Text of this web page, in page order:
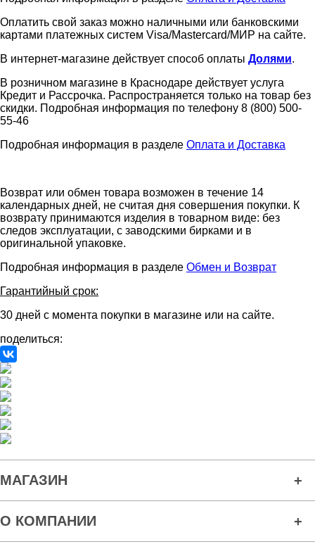
Оплатить свой заказ можно наличными или банковскими
картами платежных систем Visa/Mastercard/МИР на сайте.
В интернет-магазине действует способ оплаты Долями.
В розничном магазине в Краснодаре действует услуга
Кредит и Рассрочка. Распространяется только на товар без
скидки. Подробная информация по телефону 8 (800) 500-
55-46
Подробная информация в разделе Оплата и Доставка
Возврат или обмен товара возможен в течение 14
календарных дней, не считая дня совершения покупки. К
возврату принимаются изделия в товарном виде: без
следов эксплуатации, с заводскими бирками и в
оригинальной упаковке.
Подробная информация в разделе Обмен и Возврат
Гарантийный срок:
30 дней с момента покупки в магазине или на сайте.
поделиться:
МАГАЗИН
О КОМПАНИИ